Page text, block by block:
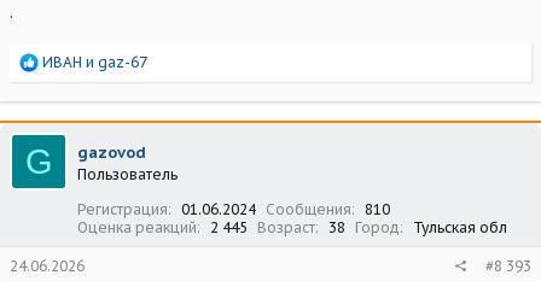
.
Р
а
к
ц
и
и
ИВАН и gaz-67
G gazovod
Пользователь
Регистрация
01.06.2024 Сообщения
810
Оценка реакций
2 445 Возраст 38 Город Тульская обл
24.06.2026 #8 393